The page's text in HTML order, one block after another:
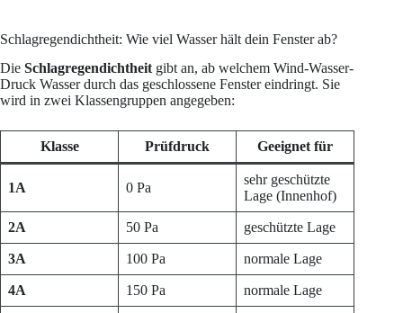
Schlagregendichtheit: Wie viel Wasser hält dein Fenster ab?
Die Schlagregendichtheit gibt an, ab welchem Wind-Wasser-
Druck Wasser durch das geschlossene Fenster eindringt. Sie
wird in zwei Klassengruppen angegeben:
Klasse Prüfdruck Geeignet für
1A 0 Pa
sehr geschützte
Lage (Innenhof)
2A 50 Pa geschützte Lage
3A 100 Pa normale Lage
4A 150 Pa normale Lage